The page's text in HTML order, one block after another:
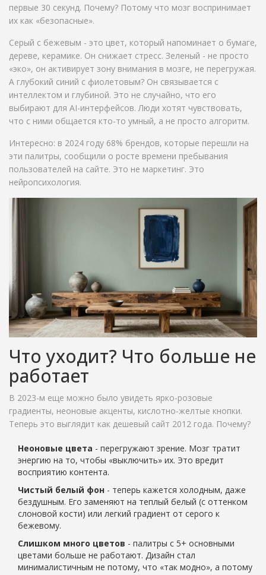
первые 30 секунд. Почему? Потому что мозг воспринимает
их как «безопасные».
Серый с бежевым - это цвет, который напоминает о бумаге,
дереве, керамике. Он снижает стресс. Зеленый - не просто
«эко», он активирует зону внимания в мозге, не перегружая.
А глубокий синий с фиолетовым? Он связывается с
интеллектом и глубиной. Это не случайно, что его
выбирают для AI-интерфейсов. Люди хотят чувствовать,
что с ними общается кто-то умный, а не просто алгоритм.
Интересно: в 2024 году 68% брендов, которые перешли на
эти палитры, сообщили о росте времени пребывания
пользователей на сайте. Это не маркетинг. Это
нейропсихология.
Что уходит? Что больше не
работает
В 2023-м еще можно было увидеть ярко-розовые
градиенты, неоновые акценты, кислотно-желтые кнопки.
Теперь это выглядит как дешевый сайт 2012 года. Почему?
Неоновые цвета - перегружают зрение. Мозг тратит
энергию на то, чтобы «выключить» их. Это вредит
восприятию контента.
Чистый белый фон - теперь кажется холодным, даже
бездушным. Его заменяют на теплый белый (с оттенком
слоновой кости) или легкий градиент от серого к
бежевому.
Слишком много цветов - палитры с 5+ основными
цветами больше не работают. Дизайн стал
минималистичным не потому, что «так модно», а потому